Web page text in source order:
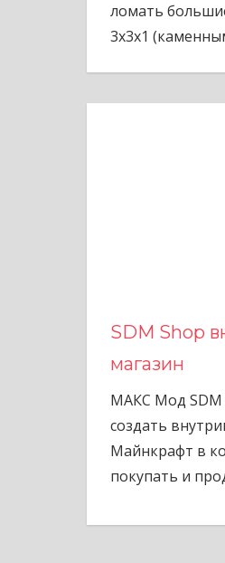
ломать
3x3x1
SDM Shop
магазин
МАКС Мод SDM
создать
Майнкрафт в
покупать и